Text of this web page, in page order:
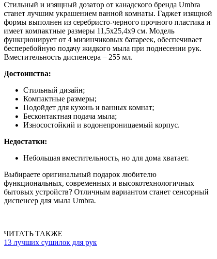
Стильный и изящный дозатор от канадского бренда Umbra
станет лучшим украшением ванной комнаты. Гаджет изящной
формы выполнен из серебристо-черного прочного пластика и
имеет компактные размеры 11,5х25,4х9 см. Модель
функционирует от 4 мизинчиковых батареек, обеспечивает
бесперебойную подачу жидкого мыла при поднесении рук.
Вместительность диспенсера – 255 мл.
Достоинства:
Стильный дизайн;
Компактные размеры;
Подойдет для кухонь и ванных комнат;
Бесконтактная подача мыла;
Износостойкий и водонепроницаемый корпус.
Недостатки:
Небольшая вместительность, но для дома хватает.
Выбираете оригинальный подарок любителю
функциональных, современных и высокотехнологичных
бытовых устройств? Отличным вариантом станет сенсорный
диспенсер для мыла Umbra.
ЧИТАТЬ ТАКЖЕ
13 лучших сушилок для рук